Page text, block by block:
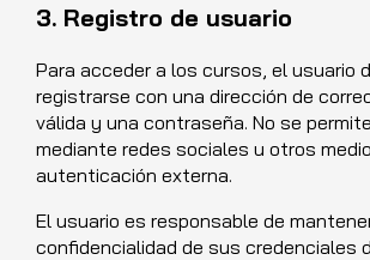
3. Registro de usuario
Para acceder a los cursos, el usuario
registrarse con una dirección de
válida y una contraseña. No se
mediante redes sociales u otros
autenticación externa.
El usuario es responsable de
confidencialidad de sus credenciales